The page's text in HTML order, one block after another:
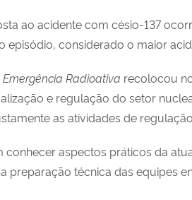
ao acidente com césio-137
episódio, considerado o maior
Emergência Radioativa recolocou
e regulação do setor
as atividades de
aspectos práticos da
técnica das equipes